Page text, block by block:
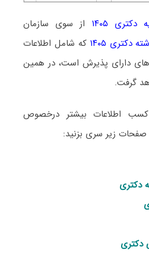
دکتری ۱۴۰۵
از سوی سازمان
دکتری ۱۴۰۵
که شامل اطلاعات
دارای پذیرش است، در همین
گرفت.
اطلاعات بیشتر درخصوص
زیر سری بزنید:
دکتری
دکتری